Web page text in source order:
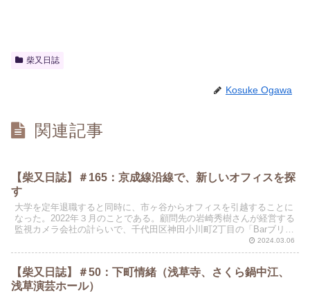
柴又日誌
Kosuke Ogawa
関連記事
【柴又日誌】＃165：京成線沿線で、新しいオフィスを探
す
大学を定年退職すると同時に、市ヶ谷からオフィスを引越することに
なった。2022年３月のことである。顧問先の岩崎秀樹さんが経営する
監視カメラ会社の計らいで、千代田区神田小川町2丁目の「Barブリッ
2024.03.06
【柴又日誌】＃50：下町情緒（浅草寺、さくら鍋中江、
浅草演芸ホール）